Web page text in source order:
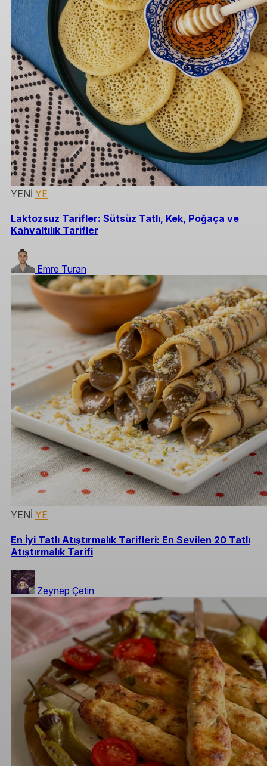
YENİ YE
Laktozsuz Tarifler: Sütsüz Tatlı, Kek, Poğaça ve
Kahvaltılık Tarifler
Emre Turan
YENİ YE
En İyi Tatlı Atıştırmalık Tarifleri: En Sevilen 20 Tatlı
Atıştırmalık Tarifi
Zeynep Çetin